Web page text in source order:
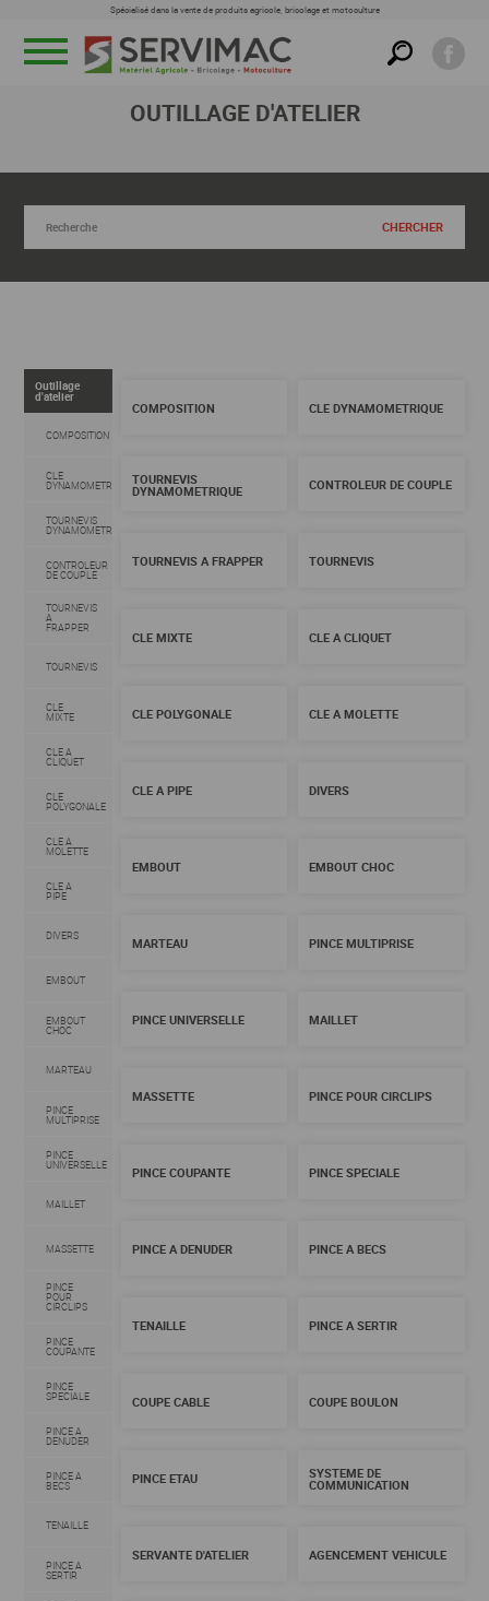
Spécialisé dans la vente de produits agricole, bricolage et motoculture
RECHERCHER DANS CETTE FAMILLE
OUTILLAGE D'ATELIER
Outillage
d'atelier
COMPOSITION
CLE
DYNAMOMETRIQUE
TOURNEVIS
DYNAMOMETRIQUE
CONTROLEUR
DE COUPLE
TOURNEVIS
A
FRAPPER
TOURNEVIS
CLE
MIXTE
CLE A
CLIQUET
CLE
POLYGONALE
CLE A
MOLETTE
CLE A
PIPE
DIVERS
EMBOUT
EMBOUT
CHOC
MARTEAU
PINCE
MULTIPRISE
PINCE
UNIVERSELLE
MAILLET
MASSETTE
PINCE
POUR
CIRCLIPS
PINCE
COUPANTE
PINCE
SPECIALE
PINCE A
DENUDER
PINCE A
BECS
TENAILLE
PINCE A
SERTIR
COMPOSITION CLE DYNAMOMETRIQUE
TOURNEVIS
DYNAMOMETRIQUE CONTROLEUR DE COUPLE
TOURNEVIS A FRAPPER TOURNEVIS
CLE MIXTE CLE A CLIQUET
CLE POLYGONALE CLE A MOLETTE
CLE A PIPE DIVERS
EMBOUT EMBOUT CHOC
MARTEAU PINCE MULTIPRISE
PINCE UNIVERSELLE MAILLET
MASSETTE PINCE POUR CIRCLIPS
PINCE COUPANTE PINCE SPECIALE
PINCE A DENUDER PINCE A BECS
TENAILLE PINCE A SERTIR
COUPE CABLE COUPE BOULON
PINCE ETAU SYSTEME DE
COMMUNICATION
SERVANTE D'ATELIER AGENCEMENT VEHICULE